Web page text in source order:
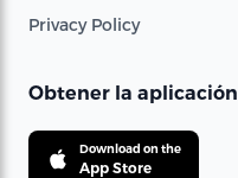
Privacy Policy
Obtener la aplicación
Download on the
App Store